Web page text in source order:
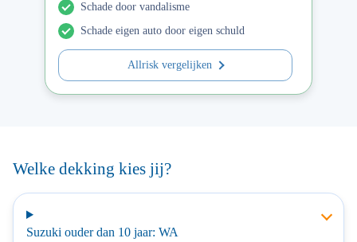
Schade door vandalisme
Schade eigen auto door eigen schuld
Allrisk vergelijken
Welke dekking kies jij?
Suzuki ouder dan 10 jaar: WA